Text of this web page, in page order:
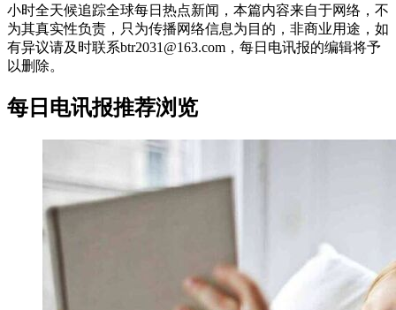
小时全天候追踪全球每日热点新闻，本篇内容来自于网络，不
为其真实性负责，只为传播网络信息为目的，非商业用途，如
有异议请及时联系btr2031@163.com，每日电讯报的编辑将予
以删除。
每日电讯报推荐浏览